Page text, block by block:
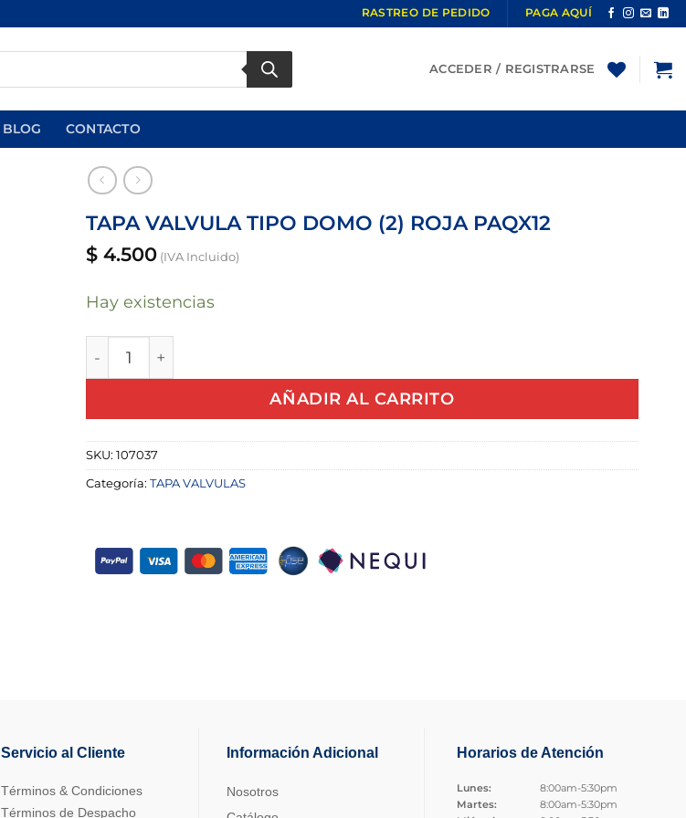
RASTREO DE PEDIDO PAGA AQUÍ
ACCEDER / REGISTRARSE
BLOG CONTACTO
TAPA VALVULA TIPO DOMO (2) ROJA PAQX12
$ 4.500 (IVA Incluido)
Hay existencias
TAPA VALVULA TIPO DOMO (2) ROJA PAQX12 cantidad
AÑADIR AL CARRITO
SKU: 107037
Categoría: TAPA VALVULAS
Servicio al Cliente
Términos & Condiciones
Términos de Despacho
Información Adicional
Nosotros
Horarios de Atención
Lunes:
8:00am-5:30pm
Martes:
8:00am-5:30pm